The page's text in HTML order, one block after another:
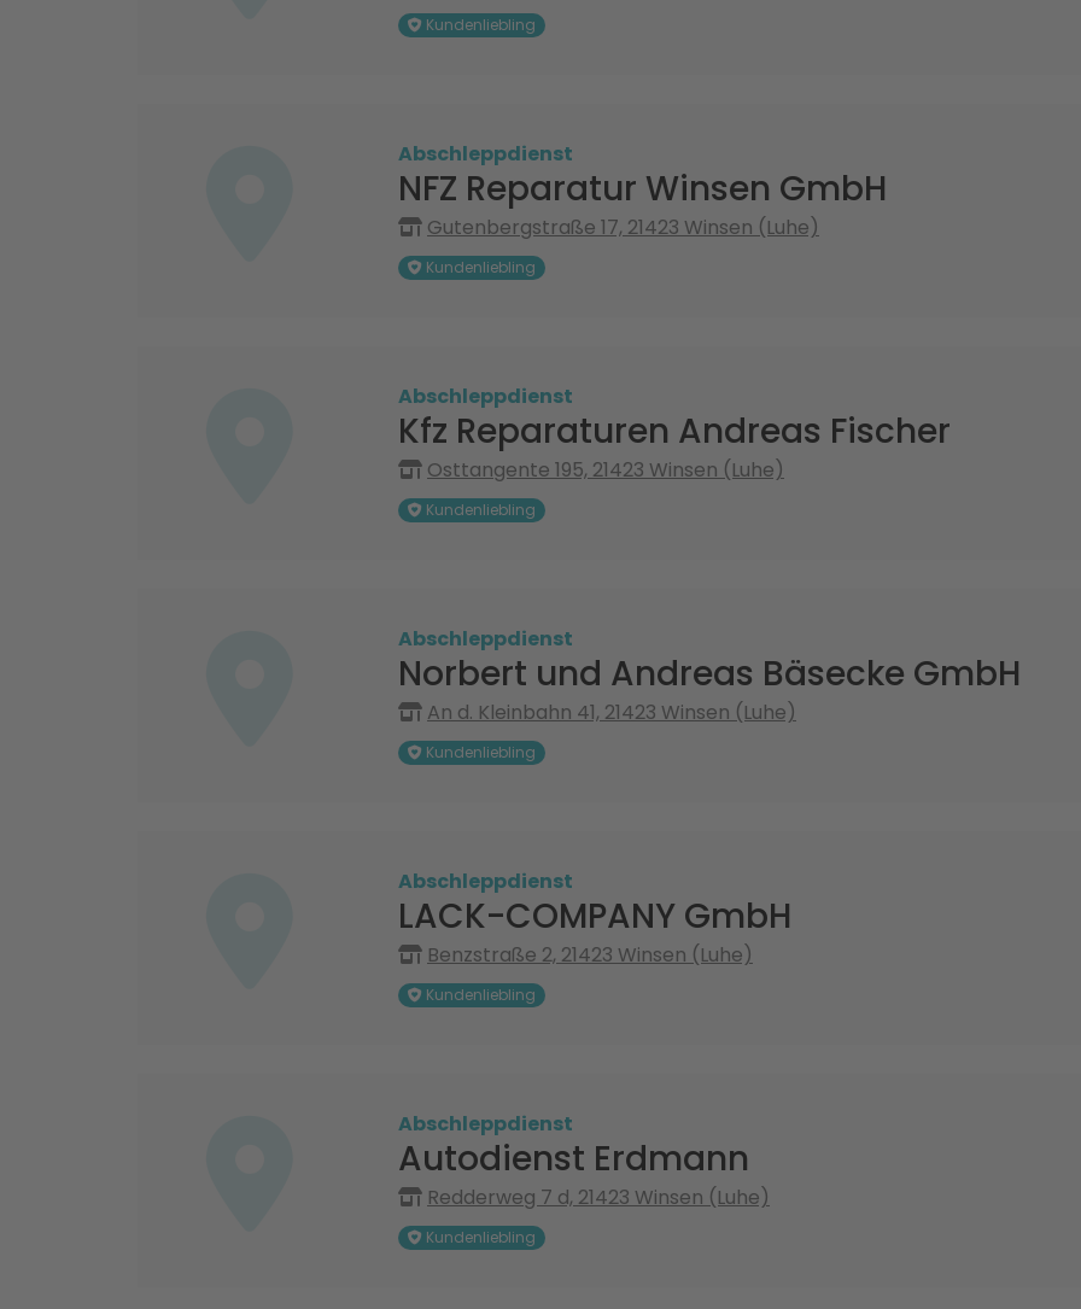
Kundenliebling
Abschleppdienst
NFZ Reparatur Winsen GmbH
Gutenbergstraße 17, 21423 Winsen (Luhe)
Kundenliebling
Abschleppdienst
Kfz Reparaturen Andreas Fischer
Osttangente 195, 21423 Winsen (Luhe)
Kundenliebling
Abschleppdienst
Norbert und Andreas Bäsecke GmbH
An d. Kleinbahn 41, 21423 Winsen (Luhe)
Kundenliebling
Abschleppdienst
LACK-COMPANY GmbH
Benzstraße 2, 21423 Winsen (Luhe)
Kundenliebling
Abschleppdienst
Autodienst Erdmann
Redderweg 7 d, 21423 Winsen (Luhe)
Kundenliebling